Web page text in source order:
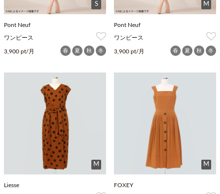
S
Pont Neuf
ワンピース
3,900 pt/月 春 夏 秋 冬
M
Pont Neuf
ワンピース
3,900 pt/月 春 夏 秋 冬
M
Liesse
M
FOXEY